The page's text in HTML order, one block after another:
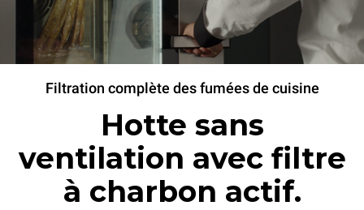
Filtration complète des fumées de cuisine
Hotte sans
ventilation avec filtre
à charbon actif.